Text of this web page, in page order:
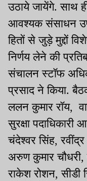
उठाये जायेंगे. साथ
आवश्यक संसाधन
हितों से जुड़े मुद्दों
निर्णय लेने की
संचालन स्टॉफ
प्रसाद ने किया.
ललन कुमार रॉय,
सुरक्षा
चंदेश्वर सिंह,
अरुण कुमार चौधरी,
राकेश रोशन,